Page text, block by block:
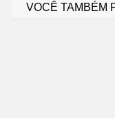
VOCÊ TAMBÉM